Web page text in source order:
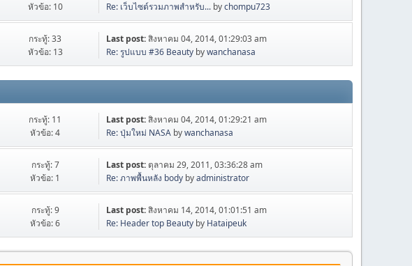
หัวข้อ: 10
Re: เว็บไซต์รวมภาพสำหรับ... bychompu723
กระทู้: 33
หัวข้อ: 13
Last post:สิงหาคม 04, 2014, 01:29:03 am
Re: รูปแบบ #36 Beauty bywanchanasa
กระทู้: 11
หัวข้อ: 4
Last post:สิงหาคม 04, 2014, 01:29:21 am
Re: ปุ่มใหม่ NASA bywanchanasa
กระทู้: 7
หัวข้อ: 1
Last post: ตุลาคม 29, 2011, 03:36:28 am
Re: ภาพพื้นหลัง body byadministrator
กระทู้: 9
หัวข้อ: 6
Last post:สิงหาคม 14, 2014, 01:01:51 am
Re: Header top Beauty by Hataipeuk